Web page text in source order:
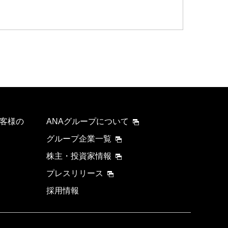
間を追加する
様の
ANAグループについて
グループ企業一覧
株主・投資家情報
プレスリリース
採用情報